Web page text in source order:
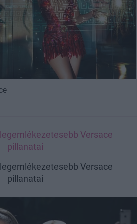
Versace
pillanatai
Versace
pillanatai